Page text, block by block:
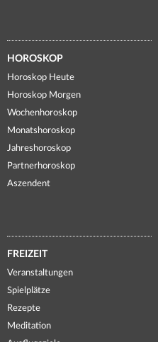
HOROSKOP
Horoskop Heute
Horoskop Morgen
Wochenhoroskop
Monatshoroskop
Jahreshoroskop
Partnerhoroskop
Aszendent
FREIZEIT
Veranstaltungen
Spielplätze
Rezepte
Meditation